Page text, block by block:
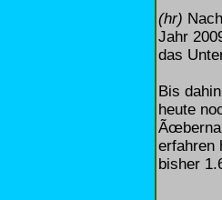
(hr)
Jahr
das
Bis
heute
erfahren
bisher